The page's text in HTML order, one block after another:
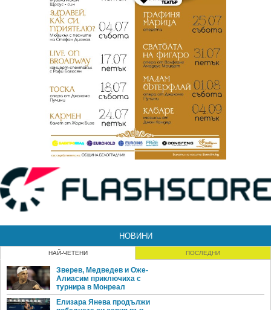
НОВИНИ
НАЙ-ЧЕТЕНИ ПОСЛЕДНИ
Зверев, Медведев и Оже-
Алиасим приключиха с
турнира в Монреал
Елизара Янева продължи